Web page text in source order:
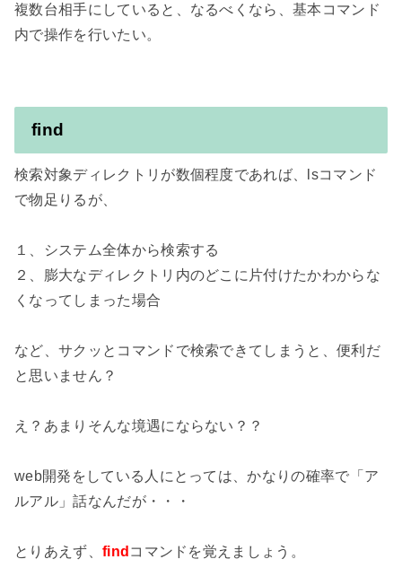
複数台相手にしていると、なるべくなら、基本コマンド
find
検索対象ディレクトリが数個程度であれば、lsコマンド
で物足りるが、
１、システム全体から検索する
２、膨大なディレクトリ内のどこに片付けたかわからな
くなってしまった場合
など、サクッとコマンドで検索できてしまうと、便利だ
と思いません？
え？あまりそんな境遇にならない？？
web開発をしている人にとっては、かなりの確率で「ア
ルアル」話なんだが・・・
とりあえず、 find コマンドを覚えましょう。